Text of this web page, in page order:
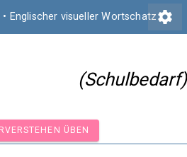
• Englischer visueller Wortschatzsettings
(Schulbedarf)